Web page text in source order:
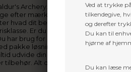
Ved at trykke
tilkendegive,
og derefter
Du kan til
hjørne af
Du kan læse
Archery. Her på siden finder du
efter mærker (PSE, Mathews, Hoyt,
hvad dit behov er. Du kan finde
Er du ny bueskytte/buejæger,
har brug for bue, sigte, pile osv. Som
pakke løsninger, som vi i fælles skab
udvide din bueskytte-garderobe
tilbehør. Alt dette kan du finde her på